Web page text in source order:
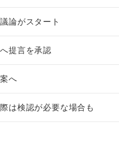
論がスタート
提言を承認
へ
は検認が必要な場合も